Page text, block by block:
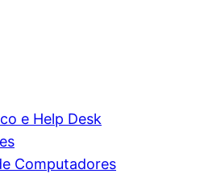
e Help Desk
Computadores